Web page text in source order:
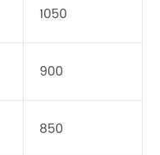
1050
900
850